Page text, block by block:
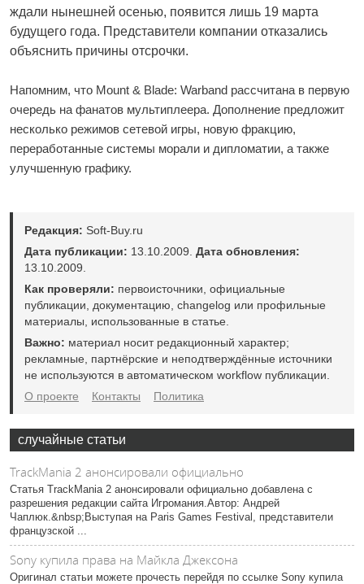
ждали нынешней осенью, появится лишь 19 марта
будущего года. Представители компании отказались
объяснить причины отсрочки.
Напомним, что Mount & Blade: Warband рассчитана в первую
очередь на фанатов мультиплеера. Дополнение предложит
несколько режимов сетевой игры, новую фракцию,
переработанные системы морали и дипломатии, а также
улучшенную графику.
Редакция: Soft-Buy.ru
Дата публикации: 13.10.2009. Дата обновления:
13.10.2009.
Как проверяли: первоисточники, официальные
публикации, документацию, changelog или профильные
материалы, использованные в статье.
Важно: материал носит редакционный характер;
рекламные, партнёрские и неподтверждённые источники
не используются в автоматическом workflow публикации.
О проекте
Контакты Политика
случайные статьи
TrackMania 2 анонсировали официально
Статья TrackMania 2 анонсировали официально добавлена с
разрешения редакции сайта Игромания.Автор: Андрей
Чаплюк.&nbsp;Выступая на Paris Games Festival, представители
французской ...
Sony купила права на Майкла Джексона
Оригинал статьи можете прочесть перейдя по ссылке Sony купила